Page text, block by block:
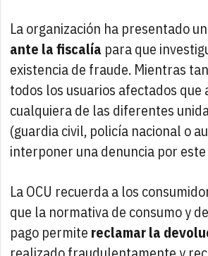
La organización ha presentado
ante la fiscalía para que
existencia de fraude. Mientras
todos los usuarios afectados que
cualquiera de las diferentes
(guardia civil, policía nacional o
interponer una denuncia por
La OCU recuerda a los
que la normativa de consumo y
pago permite reclamar la